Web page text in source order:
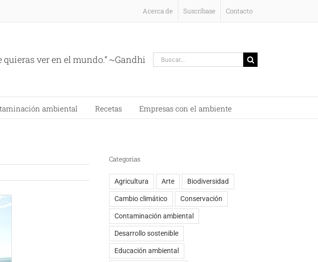
Acerca de Suscríbase Contacto
quieras ver en el mundo.” ~Gandhi Buscar:
ambiental Recetas Empresas con el ambiente
Categorías
Agricultura Arte Biodiversidad
Cambio climático Conservación
Contaminación ambiental
Desarrollo sostenible
Educación ambiental